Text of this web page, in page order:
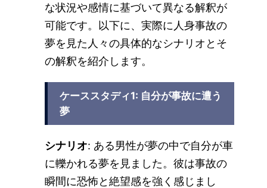
な状況や感情に基づいて異なる解釈が
可能です。以下に、実際に人身事故の
夢を見た人々の具体的なシナリオとそ
の解釈を紹介します。
ケーススタディ1: 自分が事故に遭う
夢
シナリオ: ある男性が夢の中で自分が車
に轢かれる夢を見ました。彼は事故の
瞬間に恐怖と絶望感を強く感じまし